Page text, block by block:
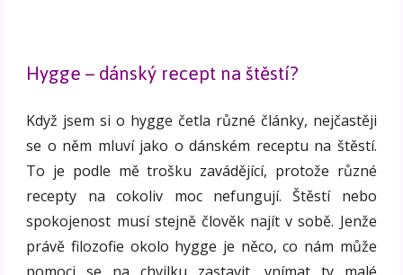
Hygge – dánský recept na štěstí?
Když jsem si o hygge četla různé články, nejčastěji
se o něm mluví jako o dánském receptu na štěstí.
To je podle mě trošku zavádějící, protože různé
recepty na cokoliv moc nefungují. Štěstí nebo
spokojenost musí stejně člověk najít v sobě. Jenže
právě filozofie okolo hygge je něco, co nám může